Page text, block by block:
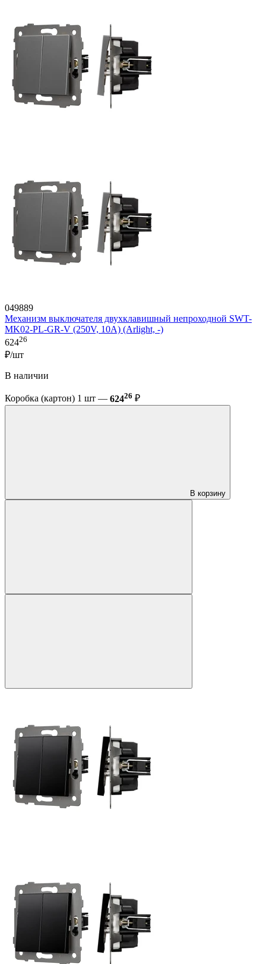
049889
Механизм выключателя двухклавишный непроходной SWT-
MK02-PL-GR-V (250V, 10A) (Arlight, -)
62426
₽/шт
В наличии
Коробка (картон) 1 шт — 62426 ₽
В корзину